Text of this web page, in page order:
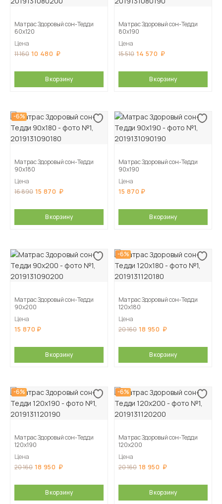
Матрас Здоровый сон-Тедди
60х120
Цена
11 160 10 480
В корзину
Матрас Здоровый сон-Тедди
80х190
Цена
15 510 14 570
В корзину
-6%
Матрас Здоровый сон-Тедди
90х180
Цена
16 890 15 870
В корзину
Матрас Здоровый сон-Тедди
90х190
Цена
15 870
В корзину
Матрас Здоровый сон-Тедди
90х200
Цена
15 870
В корзину
-6%
Матрас Здоровый сон-Тедди
120х180
Цена
20 160 18 950
В корзину
-6%
Матрас Здоровый сон-Тедди
120х190
Цена
20 160 18 950
В корзину
-6%
Матрас Здоровый сон-Тедди
120х200
Цена
20 160 18 950
В корзину